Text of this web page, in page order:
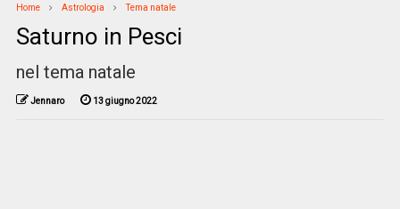
Home Astrologia Tema natale
Saturno in Pesci
nel tema natale
Jennaro 13 giugno 2022